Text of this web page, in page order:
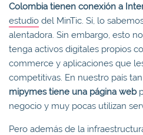
Colombia tienen conexión a
estudio del MinTic. Sí, lo
alentadora. Sin embargo, esto
tenga activos digitales propios
commerce y aplicaciones que
competitivas. En nuestro país
mipymes tiene una página web
negocio y muy pocas utilizan
Pero además de la